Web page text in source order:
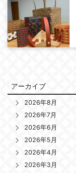
アーカイブ
2026年8月
2026年7月
2026年6月
2026年5月
2026年4月
2026年3月